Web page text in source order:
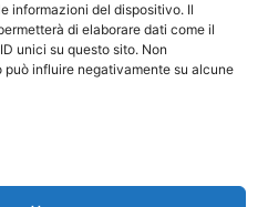
informazioni del dispositivo. Il
di elaborare dati come il
unici su questo sito. Non
influire negativamente su alcune
momento
Potrebbe Essere per
alla Quinta